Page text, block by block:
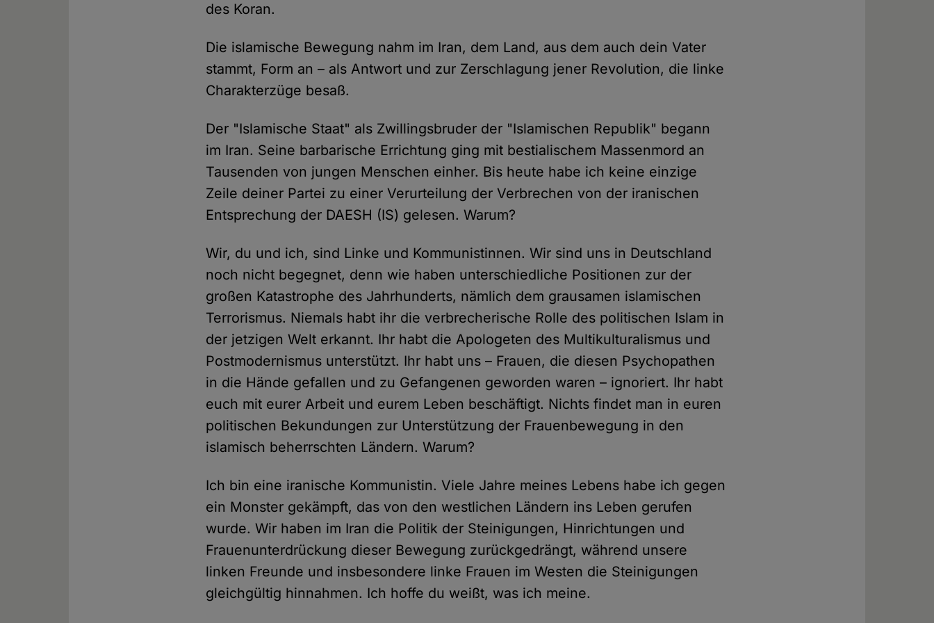
des Koran.
Die islamische Bewegung nahm im Iran, dem Land, aus dem auch dein Vater
stammt, Form an – als Antwort und zur Zerschlagung jener Revolution, die linke
Charakterzüge besaß.
Der "Islamische Staat" als Zwillingsbruder der "Islamischen Republik" begann
im Iran. Seine barbarische Errichtung ging mit bestialischem Massenmord an
Tausenden von jungen Menschen einher. Bis heute habe ich keine einzige
Zeile deiner Partei zu einer Verurteilung der Verbrechen von der iranischen
Entsprechung der DAESH (IS) gelesen. Warum?
Wir, du und ich, sind Linke und Kommunistinnen. Wir sind uns in Deutschland
noch nicht begegnet, denn wie haben unterschiedliche Positionen zur der
großen Katastrophe des Jahrhunderts, nämlich dem grausamen islamischen
Terrorismus. Niemals habt ihr die verbrecherische Rolle des politischen Islam in
der jetzigen Welt erkannt. Ihr habt die Apologeten des Multikulturalismus und
Postmodernismus unterstützt. Ihr habt uns – Frauen, die diesen Psychopathen
in die Hände gefallen und zu Gefangenen geworden waren – ignoriert. Ihr habt
euch mit eurer Arbeit und eurem Leben beschäftigt. Nichts findet man in euren
politischen Bekundungen zur Unterstützung der Frauenbewegung in den
islamisch beherrschten Ländern. Warum?
Ich bin eine iranische Kommunistin. Viele Jahre meines Lebens habe ich gegen
ein Monster gekämpft, das von den westlichen Ländern ins Leben gerufen
wurde. Wir haben im Iran die Politik der Steinigungen, Hinrichtungen und
Frauenunterdrückung dieser Bewegung zurückgedrängt, während unsere
linken Freunde und insbesondere linke Frauen im Westen die Steinigungen
gleichgültig hinnahmen. Ich hoffe du weißt, was ich meine.